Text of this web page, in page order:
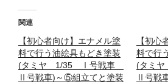
関連
【初心者向け】エナメル塗
料で行う油絵具もどき塗装
(タミヤ 1/35 Ⅰ号戦車
Ⅱ号戦車)～⑤組立てと塗装
【初心
料で行
(タミ
Ⅱ号戦